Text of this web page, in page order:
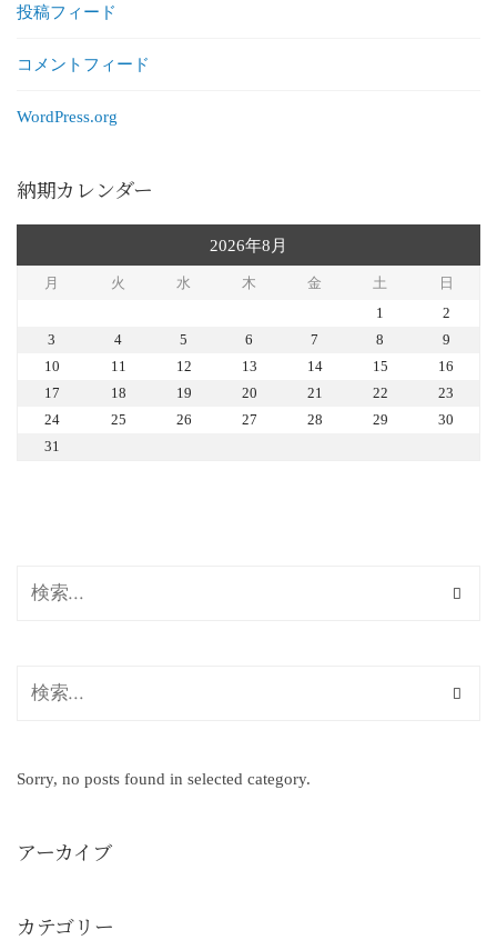
投稿フィード
コメントフィード
WordPress.org
納期カレンダー
2026年8月
月 火 水 木 金 土
日
1
2
3
4 5 6 7 8
9
10
11 12 13 14 15
16
17
18 19 20 21 22
23
24
25 26 27 28 29
30
31
Sorry, no posts found in selected category.
アーカイブ
カテゴリー